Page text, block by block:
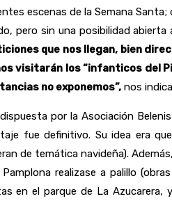
escenas de la Semana
pero sin una posibilidad
que nos llegan, bien
visitarán los “infanticos del
no exponemos”, nos
por la Asociación
fue definitivo. Su idea era
de temática navideña).
realizase a palillo
en el parque de La